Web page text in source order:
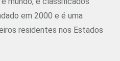
em 2000 e é uma
residentes nos Estados